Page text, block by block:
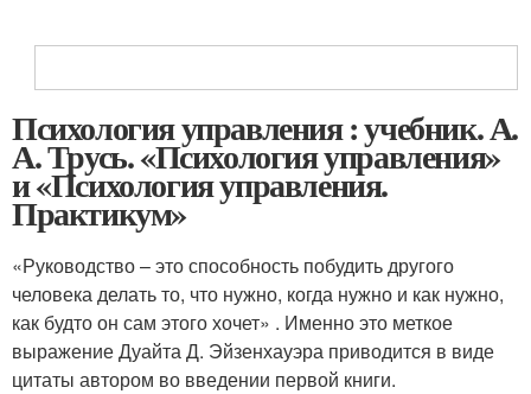
Психология управления : учебник. А.
А. Трусь. «Психология управления»
и «Психология управления.
Практикум»
«Руководство – это способность побудить другого
человека делать то, что нужно, когда нужно и как нужно,
как будто он сам этого хочет» . Именно это меткое
выражение Дуайта Д. Эйзенхауэра приводится в виде
цитаты автором во введении первой книги.